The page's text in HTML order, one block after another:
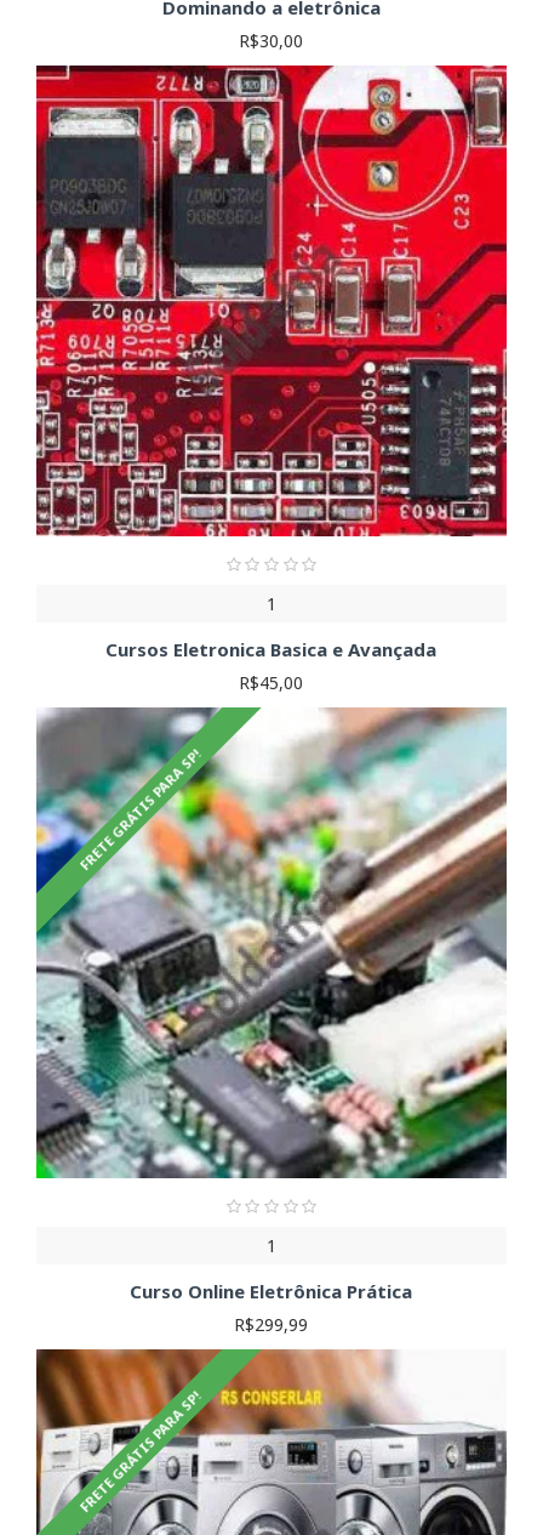
Dominando a eletrônica
R$30,00
1
Cursos Eletronica Basica e Avançada
R$45,00
FRETE GRÁTIS PARA SP!
1
Curso Online Eletrônica Prática
R$299,99
FRETE GRÁTIS PARA SP!